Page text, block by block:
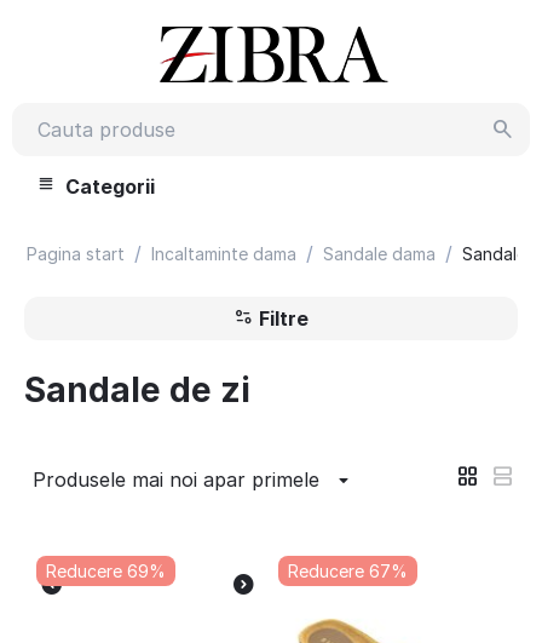
Categorii
Pagina start / Incaltaminte dama / Sandale dama / Sandale
Filtre
Sandale de zi
Produsele mai noi apar primele
Reducere 69% Reducere 67%